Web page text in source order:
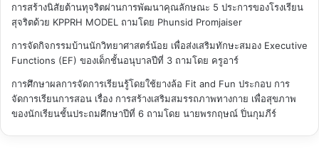
การสร้างนิสัยต้านทุจริตผ่านการพัฒนาคุณลักษณะ 5 ประการของโรงเรียน
สุจริตด้วย KPPRH MODEL ถามโดย Phunsid Promjaiser
การจัดกิจกรรมบ้านนักวิทยาศาสตร์น้อย เพื่อส่งเสริมทักษะสมอง Executive
Functions (EF) ของเด็กชั้นอนุบาลปีที่ 3 ถามโดย ครูอาร์
การศึกษาผลการจัดการเรียนรู้โดยใช้ยางล้อ Fit and Fun ประกอบ การ
จัดการเรียนการสอน เรื่อง การสร้างเสริมสมรรถภาพทางกาย เพื่อสุขภาพ
ของนักเรียนชั้นประถมศึกษาปีที่ 6 ถามโดย นายพรกฤษณ์ ปิ่นกุมภีร์